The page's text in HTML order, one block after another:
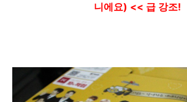
니에요) << 급 강조!